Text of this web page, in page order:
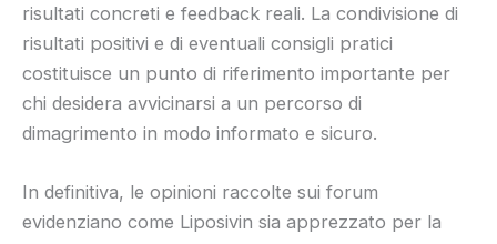
risultati concreti e feedback reali. La condivisione di
risultati positivi e di eventuali consigli pratici
costituisce un punto di riferimento importante per
chi desidera avvicinarsi a un percorso di
dimagrimento in modo informato e sicuro.
In definitiva, le opinioni raccolte sui forum
evidenziano come Liposivin sia apprezzato per la